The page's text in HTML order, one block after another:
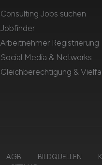
Consulting Jobs suchen
Jobfinder
Arbeitnehmer Registrierung
Social Media & Networks
Gleichberechtigung &
AGB BILDQUELLEN